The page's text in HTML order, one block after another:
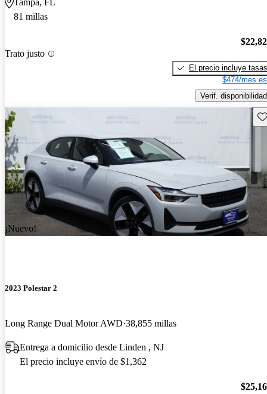
Tampa, FL
81 millas
Trato justo
El precio incluye tasas
$474/mes
Verif. disponibilidad
¡Nuevo!
2023 Polestar 2
Long Range Dual Motor AWD 38,855 millas
Entrega a domicilio desde Linden , NJ
El precio incluye envío de $1,362